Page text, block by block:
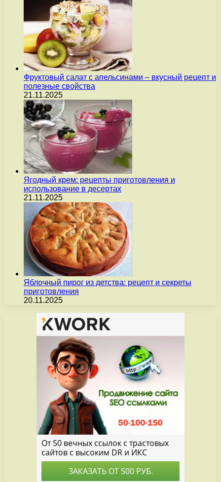
Фруктовый салат с апельсинами – вкусный рецепт и
полезные свойства
21.11.2025
Ягодный крем: рецепты приготовления и
использование в десертах
21.11.2025
Яблочный пирог из детства: рецепт и секреты
приготовления
20.11.2025